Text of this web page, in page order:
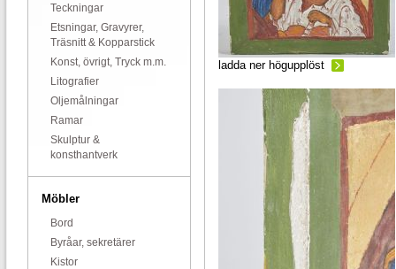
Teckningar
Etsningar, Gravyrer,
Träsnitt & Kopparstick
Konst, övrigt, Tryck m.m.
Litografier
Oljemålningar
Ramar
Skulptur &
konsthantverk
Möbler
Bord
Byråar, sekretärer
Kistor
ladda ner högupplöst